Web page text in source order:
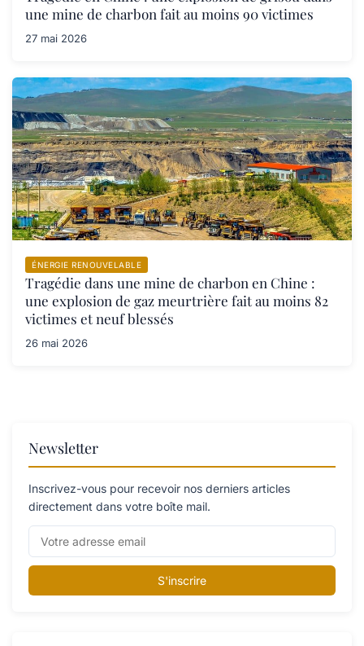
une mine de charbon fait au moins 90 victimes
27 mai 2026
ÉNERGIE RENOUVELABLE
Tragédie dans une mine de charbon en Chine :
une explosion de gaz meurtrière fait au moins 82
victimes et neuf blessés
26 mai 2026
Newsletter
Inscrivez-vous pour recevoir nos derniers articles
directement dans votre boîte mail.
S'inscrire